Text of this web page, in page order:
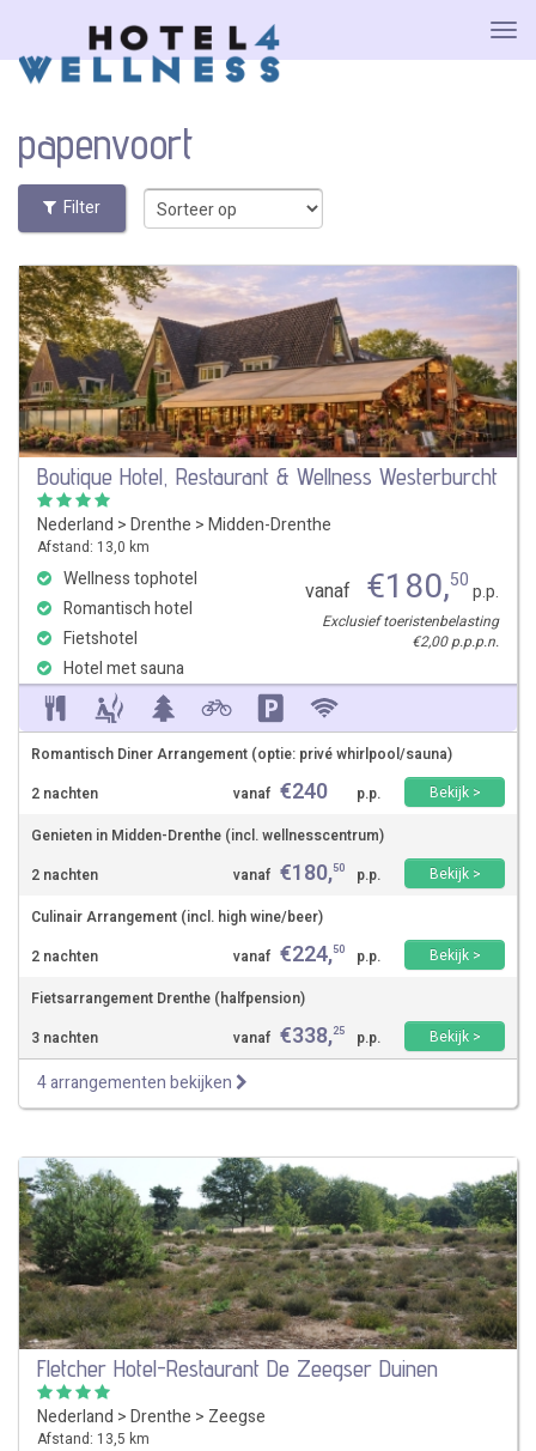
papenvoort
Filter
Boutique Hotel, Restaurant & Wellness Westerburcht
Nederland >Drenthe >Midden-Drenthe
Afstand: 13,0 km
Wellness tophotel
Romantisch hotel
Fietshotel
Hotel met sauna
vanaf €180,50p.p.
Exclusief toeristenbelasting
€2,00 p.p.p.n.
Romantisch Diner Arrangement (optie: privé whirlpool/sauna)
2 nachten
vanaf €240 p.p.
Bekijk >
Genieten in Midden-Drenthe (incl. wellnesscentrum)
2 nachten
vanaf €180,50 p.p.
Bekijk >
Culinair Arrangement (incl. high wine/beer)
2 nachten
vanaf €224,50 p.p.
Bekijk >
Fietsarrangement Drenthe (halfpension)
3 nachten
vanaf €338,25 p.p. Bekijk >
4 arrangementen bekijken
Fletcher Hotel-Restaurant De Zeegser Duinen
Nederland >Drenthe > Zeegse
Afstand: 13,5 km